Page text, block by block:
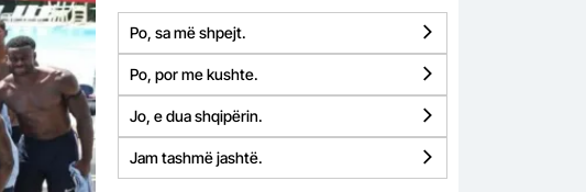
Po, sa më shpejt.
Po, por me kushte.
Jo, e dua shqipërin.
Jam tashmë jashtë.